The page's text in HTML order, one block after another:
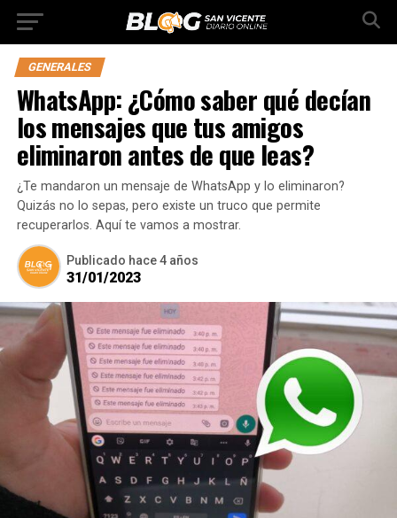
GENERALES
WhatsApp: ¿Cómo saber qué decían
los mensajes que tus amigos
eliminaron antes de que leas?
¿Te mandaron un mensaje de WhatsApp y lo eliminaron?
Quizás no lo sepas, pero existe un truco que permite
recuperarlos. Aquí te vamos a mostrar.
Publicado hace 4 años
31/01/2023